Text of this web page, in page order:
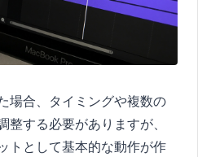
場合、タイミングや複数の
整する必要がありますが、
トとして基本的な動作が作